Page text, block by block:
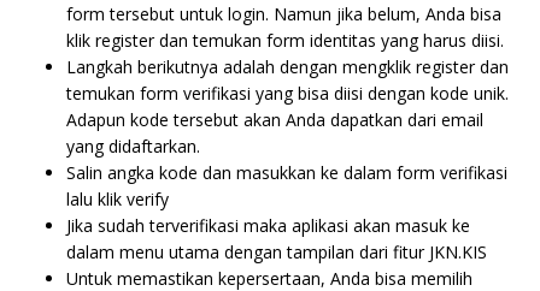
form tersebut untuk login. Namun jika belum, Anda bisa
klik register dan temukan form identitas yang harus diisi.
Langkah berikutnya adalah dengan mengklik register dan
temukan form verifikasi yang bisa diisi dengan kode unik.
Adapun kode tersebut akan Anda dapatkan dari email
yang didaftarkan.
Salin angka kode dan masukkan ke dalam form verifikasi
lalu klik verify
Jika sudah terverifikasi maka aplikasi akan masuk ke
dalam menu utama dengan tampilan dari fitur JKN.KIS
Untuk memastikan kepersertaan, Anda bisa memilih